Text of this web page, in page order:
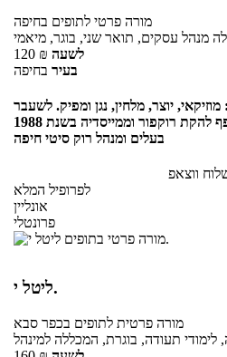
מורה פרטי לתופים בחיפה
מנהל עסקים, תואר שני, בוגר, מיאמי
120 ₪ לשעה
בעיר בחיפה
יוצר, מלחין, נגן ומפיק. לשעבר
בעלים ומנהל רוק סיטי חיפה
ווצאפ
לפרופיל המלא
אונליין
פרונטלי
ליטל י.
מורה פרטית לתופים בכפר סבא
לימודי תעודה, בוגרת, המכללה למינהל